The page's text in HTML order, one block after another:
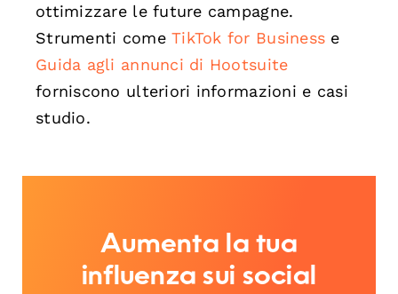
ottimizzare le future campagne.
Strumenti comeTikTok for Business e
Guida agli annunci di Hootsuite
forniscono ulteriori informazioni e casi
studio.
Aumenta la tua
influenza sui social